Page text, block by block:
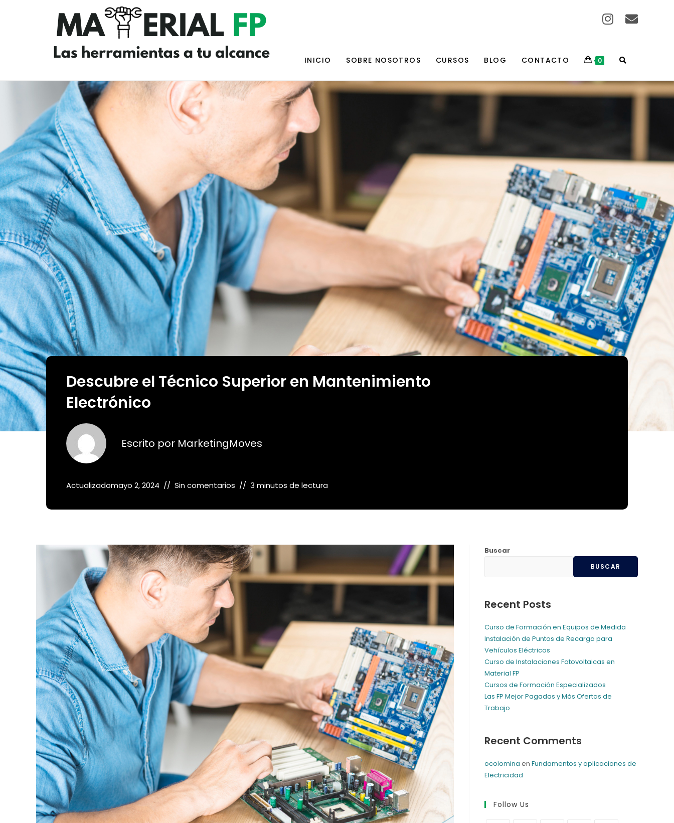
INICIO SOBRE NOSOTROS CURSOS BLOG CONTACTO 0
Descubre el Técnico Superior en Mantenimiento
Electrónico
Escrito por MarketingMoves
Actualizadomayo 2, 2024 Sin comentarios 3 minutos de lectura
Buscar
BUSCAR
Recent Posts
Curso de Formación en Equipos de Medida
Instalación de Puntos de Recarga para
Vehículos Eléctricos
Curso de Instalaciones Fotovoltaicas en
Material FP
Cursos de Formación Especializados
Las FP Mejor Pagadas y Más Ofertas de
Trabajo
Recent Comments
ocolomina en Fundamentos y aplicaciones de
Electricidad
Follow Us